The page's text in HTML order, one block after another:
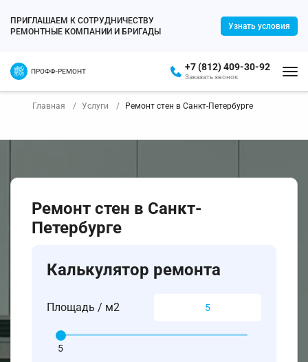
ПРИГЛАШАЕМ К СОТРУДНИЧЕСТВУ
РЕМОНТНЫЕ КОМПАНИИ И БРИГАДЫ
Узнать условия
ПРОФФ-РЕМОНТ +7 (812) 409-30-92
Заказать звонок
Главная Услуги Ремонт стен в Санкт-Петербурге
Ремонт стен в Санкт-
Петербурге
Калькулятор ремонта
Площадь / м2
5